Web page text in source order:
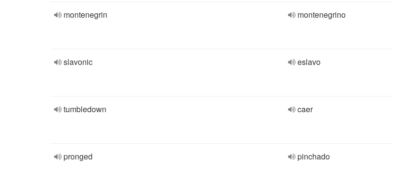
montenegrin montenegrino
slavonic eslavo
tumbledown caer
pronged pinchado